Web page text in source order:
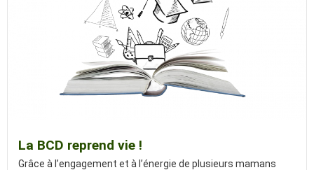
La BCD reprend vie !
Grâce à l’engagement et à l’énergie de plusieurs mamans